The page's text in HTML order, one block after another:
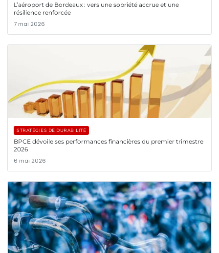
L’aéroport de Bordeaux : vers une sobriété accrue et une
résilience renforcée
7 mai 2026
STRATÉGIES DE DURABILITÉ
BPCE dévoile ses performances financières du premier trimestre
2026
6 mai 2026